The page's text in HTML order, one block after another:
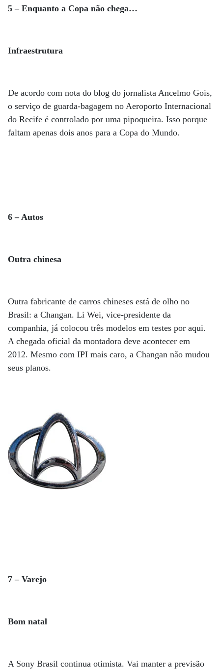
5 – Enquanto a Copa não chega…
Infraestrutura
De acordo com nota do blog do jornalista Ancelmo Gois,
o serviço de guarda-bagagem no Aeroporto Internacional
do Recife é controlado por uma pipoqueira. Isso porque
faltam apenas dois anos para a Copa do Mundo.
6 – Autos
Outra chinesa
Outra fabricante de carros chineses está de olho no
Brasil: a Changan. Li Wei, vice-presidente da
companhia, já colocou três modelos em testes por aqui.
A chegada oficial da montadora deve acontecer em
2012. Mesmo com IPI mais caro, a Changan não mudou
seus planos.
7 – Varejo
Bom natal
A Sony Brasil continua otimista. Vai manter a previsão